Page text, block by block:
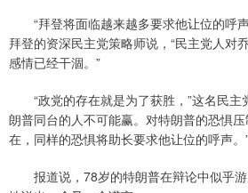
“拜登将面临越来越多要求他让位的呼
拜登的资深民主党策略师说，“民主党人对
感情已经干涸。”
“政党的存在就是为了获胜，”这名民主
朗普同台的人不可能赢。对特朗普的恐惧
在，同样的恐惧将助长要求他让位的呼声。
报道说，78岁的特朗普在辩论中似乎游